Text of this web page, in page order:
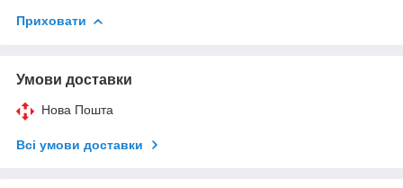
Приховати
Умови доставки
Нова Пошта
Всі умови доставки